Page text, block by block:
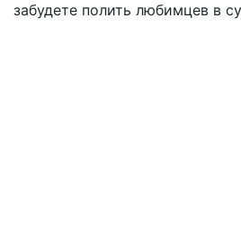
забудете полить любимцев в